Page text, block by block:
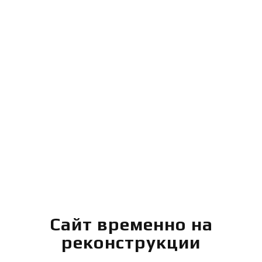
Сайт временно на
реконструкции